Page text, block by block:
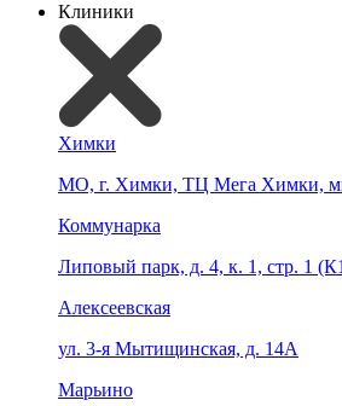
Клиники
Химки
МО, г. Химки, ТЦ Мега Химки,
Коммунарка
Липовый парк, д. 4, к. 1, стр. 1
Алексеевская
ул. 3-я Мытищинская, д. 14А
Марьино